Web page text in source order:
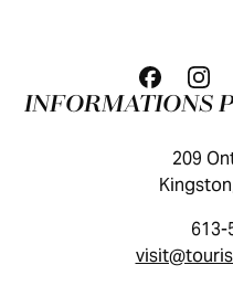
GUIDE
INFORMATIONS
209
613-